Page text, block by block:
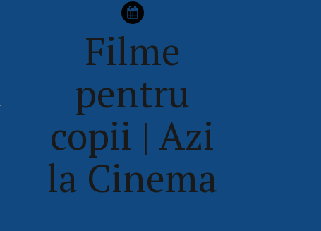
Filme
pentru
copii | Azi
la Cinema